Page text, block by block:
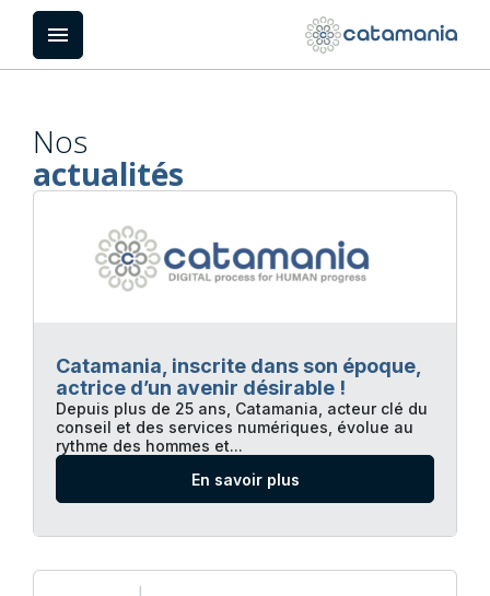
Panneau de gestion des cookies
menu
Nos
actualités
Catamania, inscrite dans son époque,
actrice d’un avenir désirable !
Depuis plus de 25 ans, Catamania, acteur clé du
conseil et des services numériques, évolue au
rythme des hommes et...
En savoir plus